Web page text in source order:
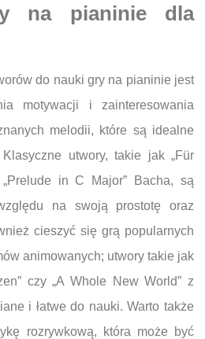
na pianinie dla
do nauki gry na pianinie jest
motywacji i zainteresowania
melodii, które są idealne
utwory, takie jak „Für
in C Major” Bacha, są
na swoją prostotę oraz
cieszyć się grą popularnych
animowanych; utwory takie jak
czy „A Whole New World” z
i łatwe do nauki. Warto także
rozrywkową, która może być